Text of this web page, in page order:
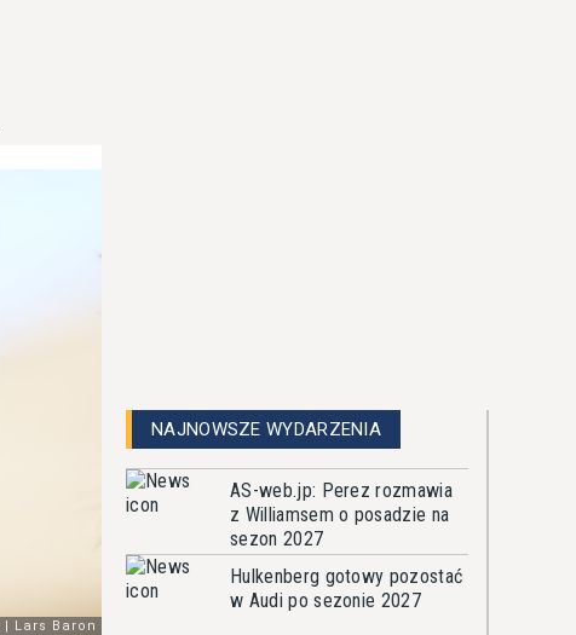
NAJNOWSZE WYDARZENIA
AS-web.jp: Perez rozmawia
z Williamsem o posadzie na
sezon 2027
Hulkenberg gotowy pozostać
w Audi po sezonie 2027